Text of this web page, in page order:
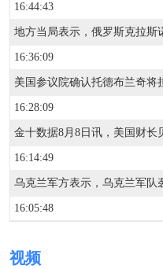
16:44:43
16:36:09
16:28:09
16:14:49
16:05:48
16:01:48
视频